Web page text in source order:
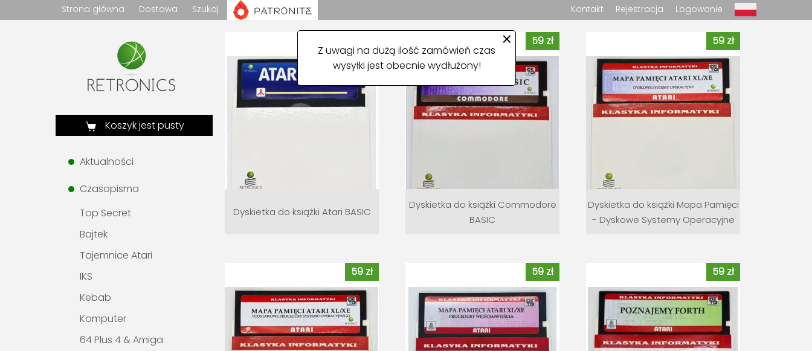
Z uwagi na dużą ilość zamówień czas
wysyłki jest obecnie wydłużony!
×
Strona główna Dostawa Logowanie
Rejestracja
Kontakt
Szukaj
Koszyk jest pusty
Aktualności
Czasopisma
Top Secret
Bajtek
Tajemnice Atari
IKS
Kebab
Komputer
64 Plus 4 & Amiga
Dyskietka do książki Atari BASIC
59 zł
Dyskietka do książki Commodore
BASIC
59 zł
Dyskietka do książki Mapa Pamięci
- Dyskowe Systemy Operacyjne
59 zł 59 zł 59 zł